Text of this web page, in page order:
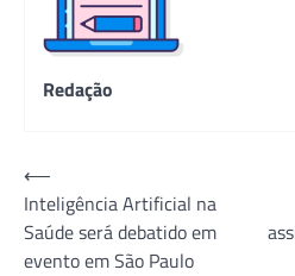
Redação
Navegação
de
Post
⟵
Inteligência Artificial na
Saúde será debatido em
evento em São Paulo